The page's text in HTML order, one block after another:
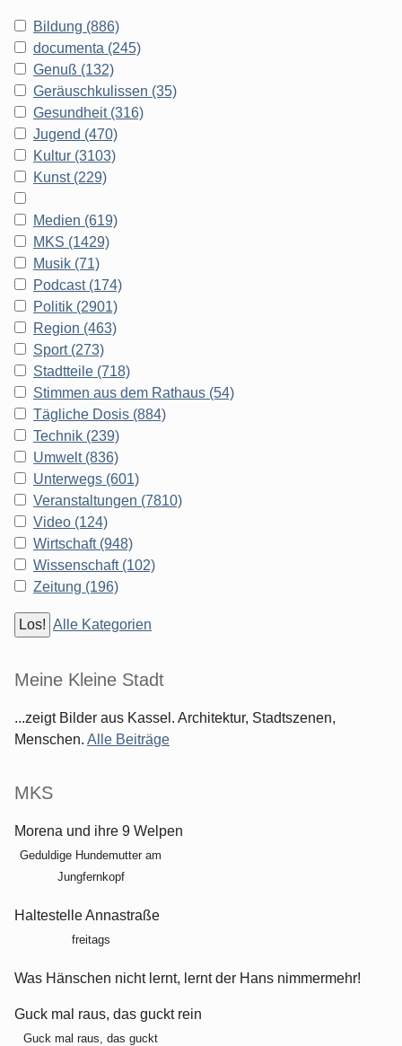
Bildung (886)
documenta (245)
Genuß (132)
Geräuschkulissen (35)
Gesundheit (316)
Jugend (470)
Kultur (3103)
Kunst (229)
Medien (619)
MKS (1429)
Musik (71)
Podcast (174)
Politik (2901)
Region (463)
Sport (273)
Stadtteile (718)
Stimmen aus dem Rathaus (54)
Tägliche Dosis (884)
Technik (239)
Umwelt (836)
Unterwegs (601)
Veranstaltungen (7810)
Video (124)
Wirtschaft (948)
Wissenschaft (102)
Zeitung (196)
Alle Kategorien
Meine Kleine Stadt
...zeigt Bilder aus Kassel. Architektur, Stadtszenen,
Menschen. Alle Beiträge
MKS
Morena und ihre 9 Welpen
Geduldige Hundemutter am
Jungfernkopf
Haltestelle Annastraße
freitags
Was Hänschen nicht lernt, lernt der Hans nimmermehr!
Guck mal raus, das guckt rein
Guck mal raus, das guckt